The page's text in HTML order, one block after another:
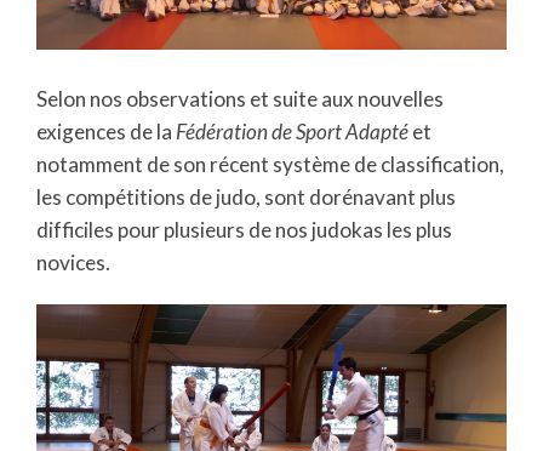
Selon nos observations et suite aux nouvelles
exigences de la Fédération de Sport Adaptéet
notamment de son récent système de classification,
les compétitions de judo, sont dorénavant plus
difficiles pour plusieurs de nos judokas les plus
novices.